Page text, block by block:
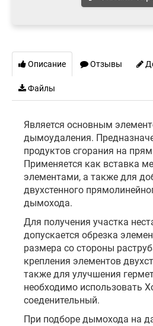
Описание Отзывы
Файлы
Является основным
дымоудаления.
продуктов сгорания на
Применяется как вставка
элементами, а также для
двухстенного
дымохода.
Для получения участка
допускается обрезка
размера со стороны
крепления элементов
также для улучшения
необходимо использовать
соеденительный.
При подборе дымохода на